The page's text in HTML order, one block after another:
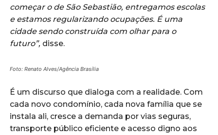
começar o de São Sebastião, entregamos escolas
e estamos regularizando ocupações. É uma
cidade sendo construída com olhar para o
futuro”, disse.
Foto: Renato Alves/Agência Brasília
É um discurso que dialoga com a realidade. Com
cada novo condomínio, cada nova família que se
instala ali, cresce a demanda por vias seguras,
transporte público eficiente e acesso digno aos